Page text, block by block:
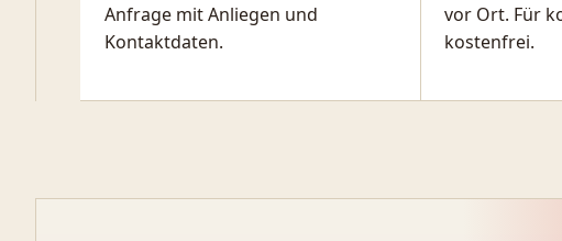
Anfrage mit Anliegen und
Kontaktdaten.
vor Ort. Für
kostenfrei.